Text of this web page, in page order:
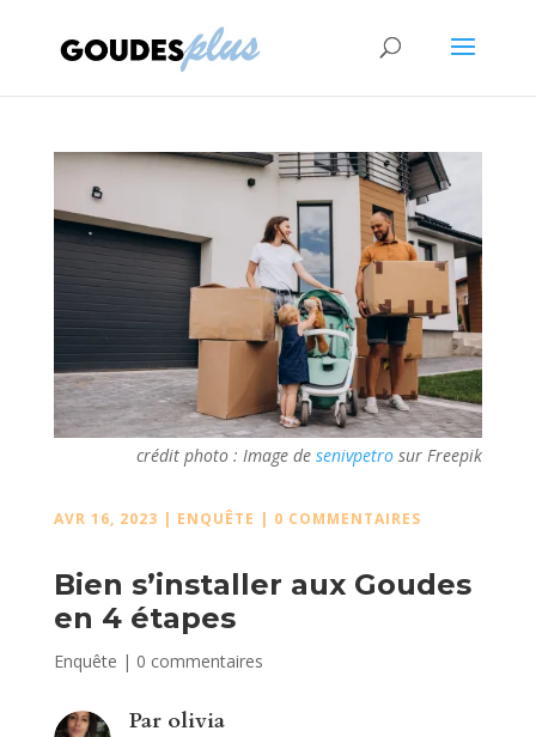
crédit photo :Image desenivpetro sur Freepik
AVR 16, 2023 | ENQUÊTE | 0 COMMENTAIRES
Bien s’installer aux Goudes
en 4 étapes
Enquête | 0 commentaires
Par olivia